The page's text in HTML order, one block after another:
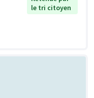
le tri citoyen